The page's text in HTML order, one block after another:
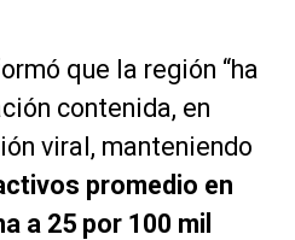
que la región “ha
contenida, en
viral, manteniendo
promedio en
a 25 por 100 mil